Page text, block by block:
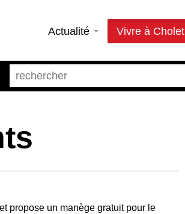
Actualité Vivre à Cholet
propose un manège gratuit pour le